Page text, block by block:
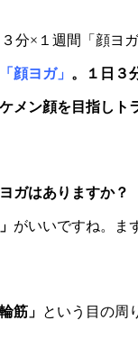
３分×１週間「顔ヨ
「顔ヨガ」 。１日３
メン顔を目指しト
ガはありますか？
がいいですね。ま
筋」 という目の周